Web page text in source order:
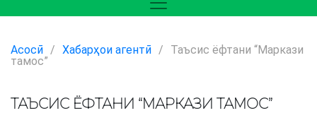
Асосӣ / Хабарҳои агентӣ /
Таъсис ёфтани “Маркази
тамос”
ТАЪСИС ЁФТАНИ “МАРКАЗИ ТАМОС”